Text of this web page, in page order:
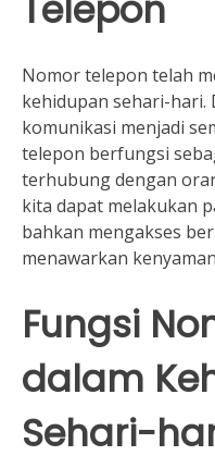
Nomor telepon telah
kehidupan sehari-hari.
komunikasi menjadi
telepon berfungsi
terhubung dengan
kita dapat melakukan
bahkan mengakses
menawarkan
Fungsi
dalam
Sehari-